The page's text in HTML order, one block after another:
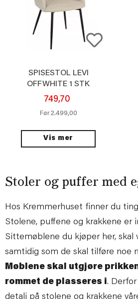
SPISESTOL LEVI
OFFWHITE 1 STK
749,70
Før2.499,00
Vis mer
Stoler og puffer med
Hos Kremmerhuset finner du
Stolene, puffene og krakkene er
Sittemøblene du kjøper her,
samtidig som de skal tilføre noe
Møblene skal utgjøre
rommet de plasseres i.
detalj på stolene og krakkene